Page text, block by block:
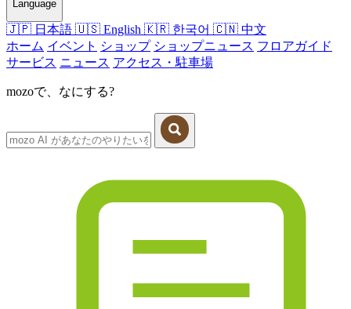
Language
🇯🇵 日本語 🇺🇸 English 🇰🇷 한국어 🇨🇳 中文
ホーム イベント ショップ ショップニュース フロアガイド
サービス ニュース アクセス・駐車場
mozoで、なにする?